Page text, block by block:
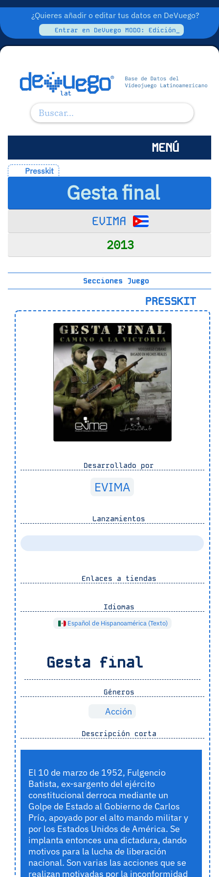
¿Quieres añadir o editar tus datos en DeVuego?
Entrar en DeVuego MODO: Edición_
MENÚ
Presskit
Gesta final
EVIMA
2013
Secciones Juego
PRESSKIT
Desarrollado por
EVIMA
Lanzamientos
Enlaces a tiendas
Idiomas
Español de Hispanoamérica (Texto)
Gesta final
Géneros
Acción
Descripción corta
El 10 de marzo de 1952, Fulgencio
Batista, ex-sargento del ejército
constitucional derroca mediante un
Golpe de Estado al Gobierno de Carlos
Prío, apoyado por el alto mando militar y
por los Estados Unidos de América. Se
implanta entonces una dictadura, dando
motivos para la lucha de liberación
nacional. Son varias las acciones que se
realizan motivadas por la inconformidad